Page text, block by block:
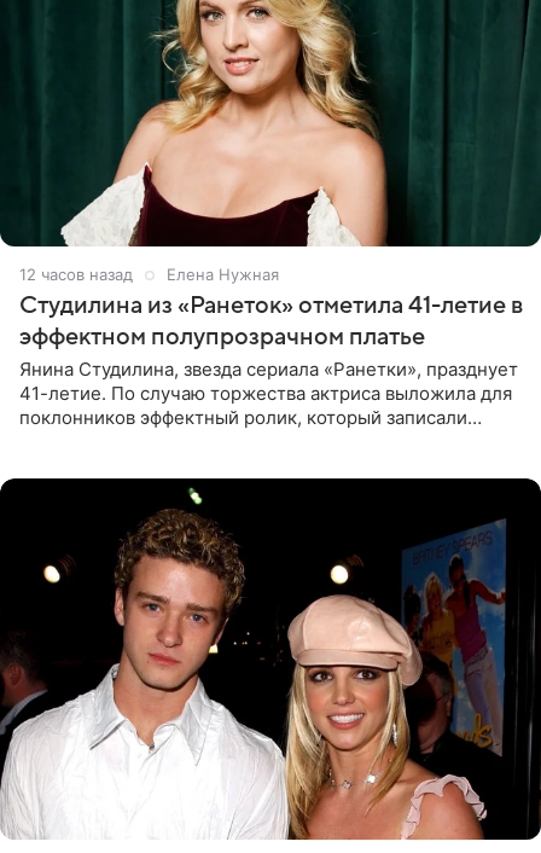
12 часов назад Елена Нужная
Студилина из «Ранеток» отметила 41-летие в
эффектном полупрозрачном платье
Янина Студилина, звезда сериала «Ранетки», празднует
41-летие. По случаю торжества актриса выложила для
поклонников эффектный ролик, который записали